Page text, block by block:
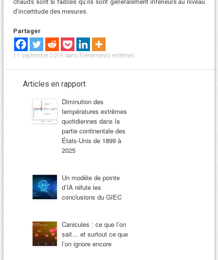
chauds sont si faibles qu’ils sont généralement inférieurs au niveau
d’incertitude des mesures.
Partager
11 septembre 2019 dans Evènements extrêmes
Articles en rapport
Diminution des
températures extrêmes
quotidiennes dans la
partie continentale des
États-Unis de 1899 à
2025
Un modèle de pointe
d’IA réfute les
conclusions du GIEC
Canicules : ce que l’on
sait… et surtout ce que
l’on ignore encore